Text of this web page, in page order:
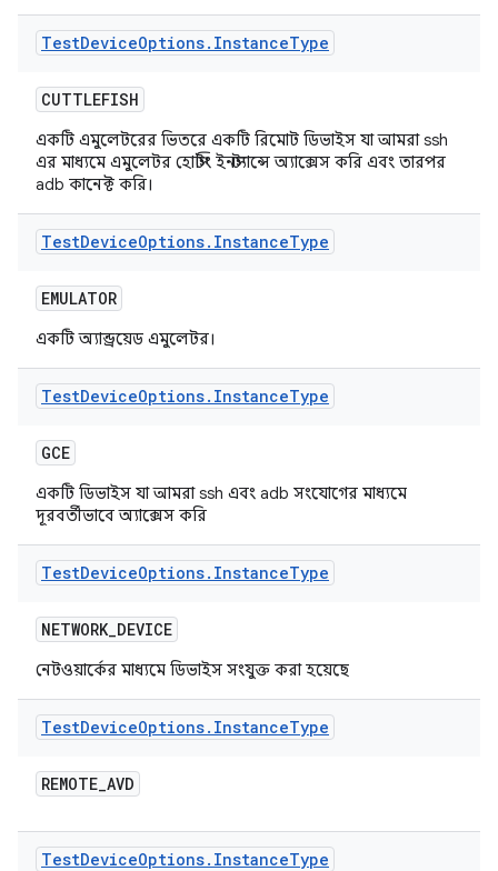
TestDeviceOptions. InstanceType
CUTTLEFISH
একটি এমুলেটরের ভিতরে একটি রিমোট ডিভাইস যা আমরা ssh
এর মাধ্যমে এমুলেটর হোস্টিং ইনস্ট্যান্সে অ্যাক্সেস করি এবং তারপর
adb কানেক্ট করি।
TestDeviceOptions. InstanceType
EMULATOR
একটি অ্যান্ড্রয়েড এমুলেটর।
TestDeviceOptions. InstanceType
GCE
একটি ডিভাইস যা আমরা ssh এবং adb সংযোগের মাধ্যমে
দূরবর্তীভাবে অ্যাক্সেস করি
TestDeviceOptions. InstanceType
NETWORK_DEVICE
নেটওয়ার্কের মাধ্যমে ডিভাইস সংযুক্ত করা হয়েছে
TestDeviceOptions. InstanceType
REMOTE_AVD
TestDeviceOptions. InstanceType